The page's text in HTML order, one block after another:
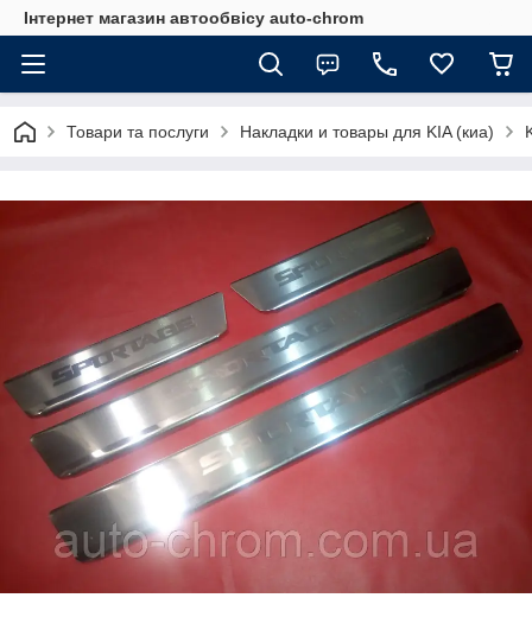
Інтернет магазин автообвісу auto-chrom
Товари та послуги Накладки и товары для KIA (киа)